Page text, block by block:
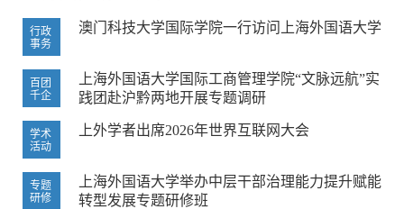
行政
事务
澳门科技大学国际学院一行访问上海外国语大学
百团
千企
上海外国语大学国际工商管理学院“文脉远航”实
践团赴沪黔两地开展专题调研
学术
活动
上外学者出席2026年世界互联网大会
专题
研修
上海外国语大学举办中层干部治理能力提升赋能
转型发展专题研修班